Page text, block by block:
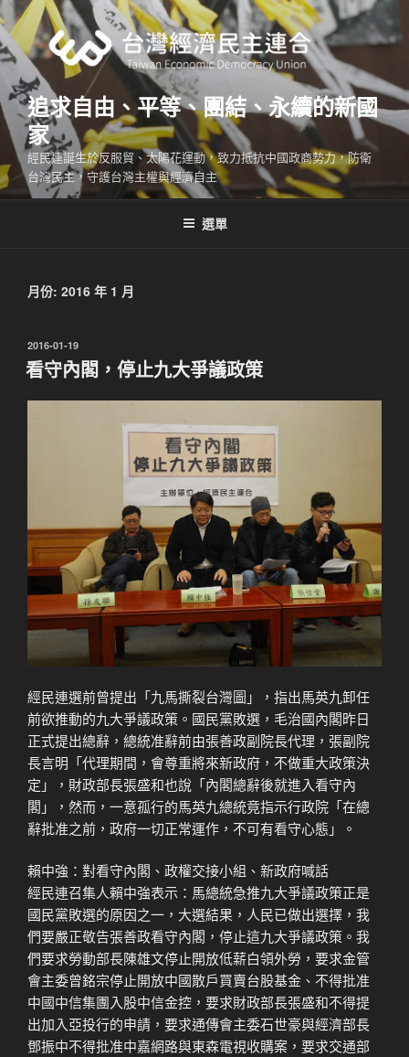
跳
至
主
內
容
追求自由、平等、團結、永續的新國
家
經民連誕生於反服貿、太陽花運動，致力抵抗中國政商勢力，防衛
台灣民主，守護台灣主權與經濟自主
選單
月份: 2016 年 1 月
發
佈
於
2016-01-19
看守內閣，停止九大爭議政策
經民連選前曾提出「九馬撕裂台灣圖」，指出馬英九卸任
前欲推動的九大爭議政策。國民黨敗選，毛治國內閣昨日
正式提出總辭，總統准辭前由張善政副院長代理，張副院
長言明「代理期間，會尊重將來新政府，不做重大政策決
定」，財政部長張盛和也說「內閣總辭後就進入看守內
閣」，然而，一意孤行的馬英九總統竟指示行政院「在總
辭批准之前，政府一切正常運作，不可有看守心態」。
賴中強：對看守內閣、政權交接小組、新政府喊話
經民連召集人賴中強表示：馬總統急推九大爭議政策正是
國民黨敗選的原因之一，大選結果，人民已做出選擇，我
們要嚴正敬告張善政看守內閣，停止這九大爭議政策。我
們要求勞動部長陳雄文停止開放低薪白領外勞，要求金管
會主委曾銘宗停止開放中國散戶買賣台股基金、不得批准
中國中信集團入股中信金控，要求財政部長張盛和不得提
出加入亞投行的申請，要求通傳會主委石世豪與經濟部長
鄧振中不得批准中嘉網路與東森電視收購案，要求交通部